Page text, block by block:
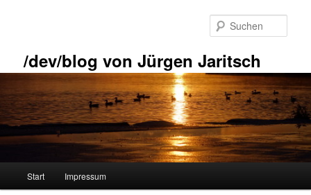
/dev/blog von Jürgen Jaritsch
Start Impressum